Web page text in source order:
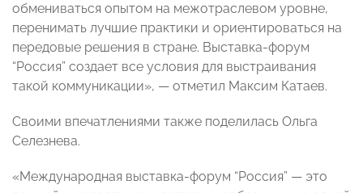
обмениваться опытом на межотраслевом уровне,
перенимать лучшие практики и ориентироваться на
передовые решения в стране. Выставка-форум
“Россия” создает все условия для выстраивания
такой коммуникации», — отметил Максим Катаев.
Своими впечатлениями также поделилась Ольга
Селезнева.
«Международная выставка-форум “Россия” — это